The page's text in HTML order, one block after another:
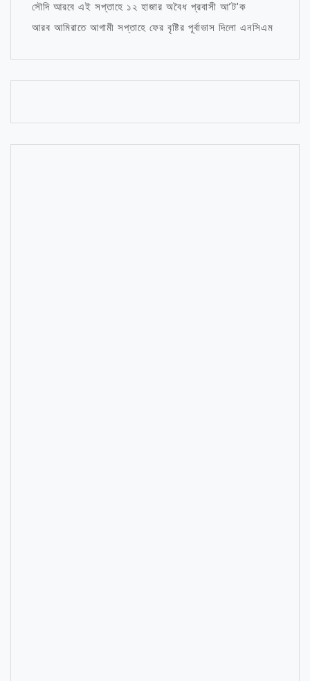
সৌদি আরবে এই সপ্তাহে ১২ হাজার অবৈধ প্রবাসী আ’ট’ক
আরব আমিরাতে আগামী সপ্তাহে ফের বৃষ্টির পূর্বাভাস দিলো এনসিএম